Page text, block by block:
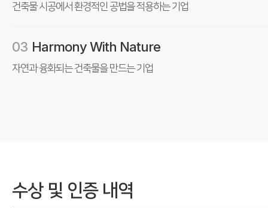
건축물 시공에서 환경적인 공법을적용하는 기업
03 HarmonyWith Nature
자연과 융화되는 건축물을만드는 기업
수상 및 인증 내역